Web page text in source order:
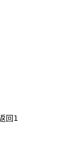
回1